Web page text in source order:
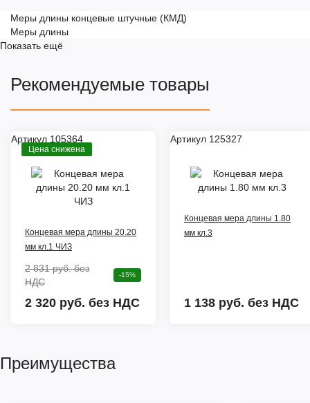
Меры длины концевые штучные (КМД)
Меры длины
Показать ещё
Рекомендуемые товары
Артикул 105364
Цена снижена
Концевая мера длины 20.20
мм кл.1 ЧИЗ
2 831 руб.без
НДС
-15%
2 320 руб. без НДС
Артикул 125327
Концевая мера длины 1.80
мм кл.3
1 138 руб. без НДС
Преимущества